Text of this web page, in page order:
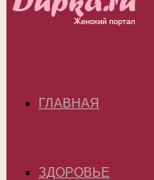
ГЛАВНАЯ
ЗДОРОВЬЕ